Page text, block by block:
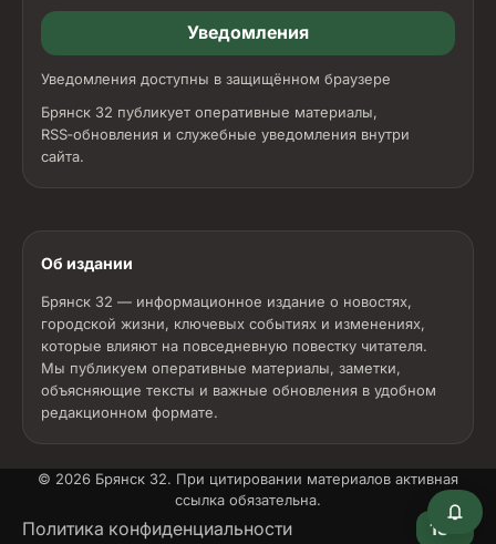
Уведомления
Уведомления доступны в защищённом браузере
Брянск 32 публикует оперативные материалы,
RSS‑обновления и служебные уведомления внутри
сайта.
Об издании
Брянск 32 — информационное издание о новостях,
городской жизни, ключевых событиях и изменениях,
которые влияют на повседневную повестку читателя.
Мы публикуем оперативные материалы, заметки,
объясняющие тексты и важные обновления в удобном
редакционном формате.
© 2026 Брянск 32. При цитировании материалов активная
ссылка обязательна.
Политика конфиденциальности 18+